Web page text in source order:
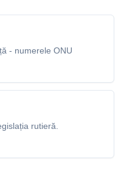
- numerele ONU
rutieră.